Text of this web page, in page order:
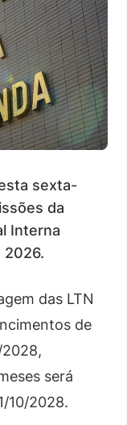
sexta-
da
Interna
2026.
das LTN
de
2028,
será
10/2028.